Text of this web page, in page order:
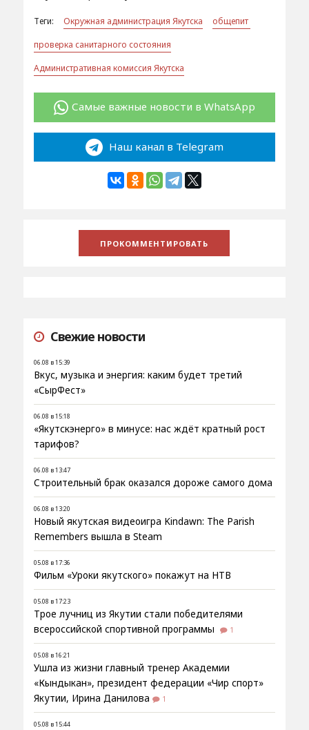
Теги: Окружная администрация Якутска
общепит
проверка санитарного состояния
Административная комиссия Якутска
Самые важные новости в WhatsApp
Наш канал в Telegram
Свежие новости
06.08 в 15:39
Вкус, музыка и энергия: каким будет третий
«СырФест»
06.08 в 15:18
«Якутскэнерго» в минусе: нас ждёт кратный рост
тарифов?
06.08 в 13:47
Строительный брак оказался дороже самого дома
06.08 в 13:20
Новый якутская видеоигра Kindawn: The Parish
Remembers вышла в Steam
05.08 в 17:36
Фильм «Уроки якутского» покажут на НТВ
05.08 в 17:23
Трое лучниц из Якутии стали победителями
всероссийской спортивной программы
1
05.08 в 16:21
Ушла из жизни главный тренер Академии
«Кындыкан», президент федерации «Чир спорт»
Якутии, Ирина Данилова
1
05.08 в 15:44